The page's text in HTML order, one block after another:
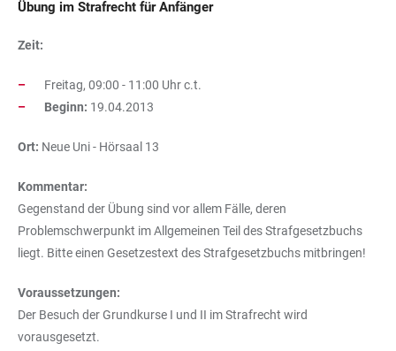
Übung im Strafrecht für Anfänger
Zeit:
Freitag, 09:00 - 11:00 Uhr c.t.
Beginn: 19.04.2013
Ort: Neue Uni - Hörsaal 13
Kommentar:
Gegenstand der Übung sind vor allem Fälle, deren
Problemschwerpunkt im Allgemeinen Teil des Strafgesetzbuchs
liegt. Bitte einen Gesetzestext des Strafgesetzbuchs mitbringen!
Voraussetzungen:
Der Besuch der Grundkurse I und II im Strafrecht wird
vorausgesetzt.